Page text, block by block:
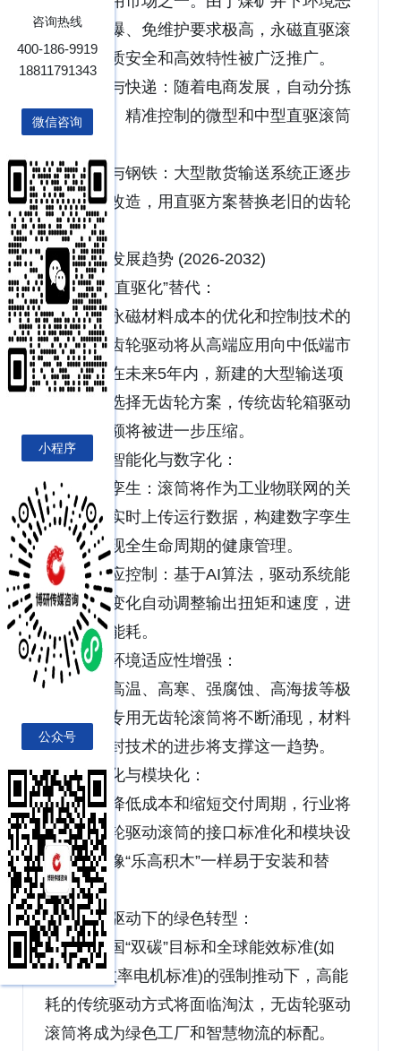
劣，对防爆、免维护要求极高，永磁直驱滚
筒因其本质安全和高效特性被广泛推广。
物流与快递：随着电商发展，自动分拣
线对静音、精准控制的微型和中型直驱滚筒
港口与钢铁：大型散货输送系统正逐步
进行技术改造，用直驱方案替换老旧的齿轮
箱驱动。
未来发展趋势 (2026-2032)
全面“直驱化”替代：
随着永磁材料成本的优化和控制技术的
成熟，无齿轮驱动将从高端应用向中低端市
场下沉。在未来5年内，新建的大型输送项
目将优先选择无齿轮方案，传统齿轮箱驱动
的市场份额将被进一步压缩。
深度智能化与数字化：
数字孪生：滚筒将作为工业物联网的关
键节点，实时上传运行数据，构建数字孪生
模型，实现全生命周期的健康管理。
自适应控制：基于AI算法，驱动系统能
根据负载变化自动调整输出扭矩和速度，进
一步优化能耗。
极端环境适应性增强：
针对高温、高寒、强腐蚀、高海拔等极
端工况的专用无齿轮滚筒将不断涌现，材料
科学和密封技术的进步将支撑这一趋势。
标准化与模块化：
为了降低成本和缩短交付周期，行业将
推动无齿轮驱动滚筒的接口标准化和模块设
计，使其像“乐高积木”一样易于安装和替
换。
政策驱动下的绿色转型：
在中国“双碳”目标和全球能效标准(如
IE5超高效率电机标准)的强制推动下，高能
耗的传统驱动方式将面临淘汰，无齿轮驱动
滚筒将成为绿色工厂和智慧物流的标配。
咨询热线
400-186-9919
18811791343
微信咨询
小程序
公众号